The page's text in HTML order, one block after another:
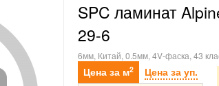
SPC ламинат
29-6
6мм, Китай, 0.5мм, 4V-фаска, 43
Цена за м2 Цена за уп.